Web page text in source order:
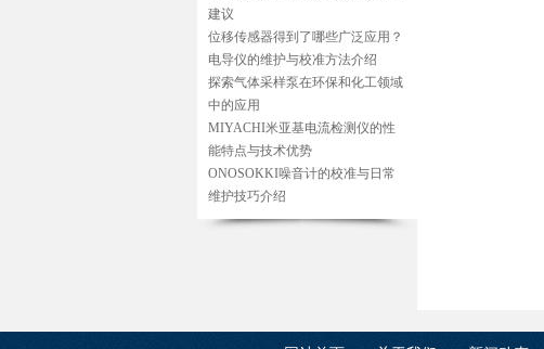
建议
位移传感器得到了哪些广泛应用？
电导仪的维护与校准方法介绍
探索气体采样泵在环保和化工领域
中的应用
MIYACHI米亚基电流检测仪的性
能特点与技术优势
ONOSOKKI噪音计的校准与日常
维护技巧介绍